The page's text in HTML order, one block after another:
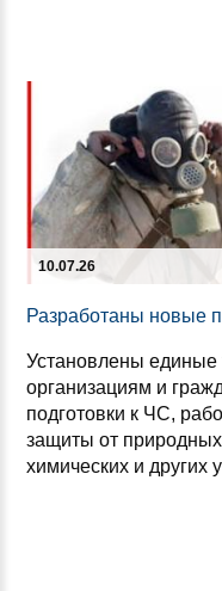
10.07.26
Раз­ра­бо­та­ны но­вые
Установлены единые
организациям и
подготовки к ЧС,
защиты от
химических и других